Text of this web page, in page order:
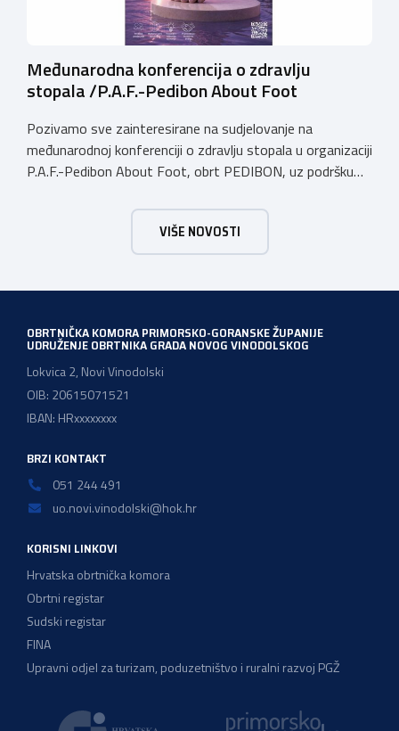
Međunarodna konferencija o zdravlju
stopala /P.A.F.-Pedibon About Foot
Pozivamo sve zainteresirane na sudjelovanje na
međunarodnoj konferenciji o zdravlju stopala u organizaciji
P.A.F.-Pedibon About Foot, obrt PEDIBON, uz podršku
Udruženja obrtnika Viškovo Kastav Klana Jelenje.
Konferencija će se održati u subotu, dana 13. lipnja
2026.godine u hotelu Admiral u Opatiji u terminu od 09:00
VIŠE NOVOSTI
OBRTNIČKA KOMORA PRIMORSKO-GORANSKE ŽUPANIJE
UDRUŽENJE OBRTNIKA GRADA NOVOG VINODOLSKOG
Lokvica 2, Novi Vinodolski
OIB: 20615071521
IBAN: HRxxxxxxxx
BRZI KONTAKT
051 244 491
uo.novi.vinodolski@hok.hr
KORISNI LINKOVI
Hrvatska obrtnička komora
Obrtni registar
Sudski registar
FINA
Upravni odjel za turizam, poduzetništvo i ruralni razvoj PGŽ